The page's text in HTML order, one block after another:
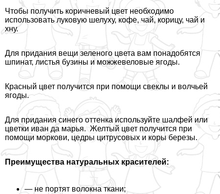
Чтобы получить коричневый цвет необходимо
использовать луковую шелуху, кофе, чай, корицу, чай и
хну.
Для придания вещи зеленого цвета вам понадобятся
шпинат, листья бузины и можжевеловые ягоды.
Красный цвет получится при помощи свеклы и волчьей
ягоды.
Для придания синего оттенка используйте шалфей или
цветки иван да марья. Желтый цвет получится при
помощи моркови, цедры цитрусовых и коры березы.
Преимущества натуральных красителей:
— не портят волокна ткани;